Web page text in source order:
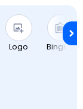
Logo Bingkai